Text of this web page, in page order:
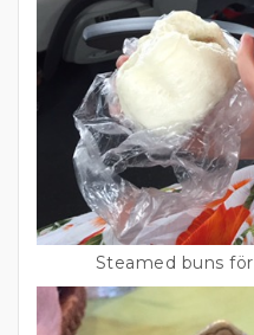
Steamed buns